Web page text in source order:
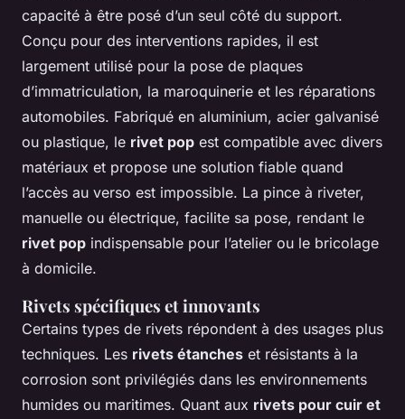
capacité à être posé d’un seul côté du support.
Conçu pour des interventions rapides, il est
largement utilisé pour la pose de plaques
d’immatriculation, la maroquinerie et les réparations
automobiles. Fabriqué en aluminium, acier galvanisé
ou plastique, le rivet pop est compatible avec divers
matériaux et propose une solution fiable quand
l’accès au verso est impossible. La pince à riveter,
manuelle ou électrique, facilite sa pose, rendant le
rivet pop indispensable pour l’atelier ou le bricolage
à domicile.
Rivets spécifiques et innovants
Certains types de rivets répondent à des usages plus
techniques. Les rivets étanches et résistants à la
corrosion sont privilégiés dans les environnements
humides ou maritimes. Quant aux rivets pour cuir et